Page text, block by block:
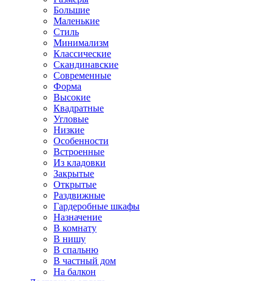
Большие
Маленькие
Стиль
Минимализм
Классические
Скандинавские
Современные
Форма
Высокие
Квадратные
Угловые
Низкие
Особенности
Встроенные
Из кладовки
Закрытые
Открытые
Раздвижные
Гардеробные шкафы
Назначение
В комнату
В нишу
В спальню
В частный дом
На балкон